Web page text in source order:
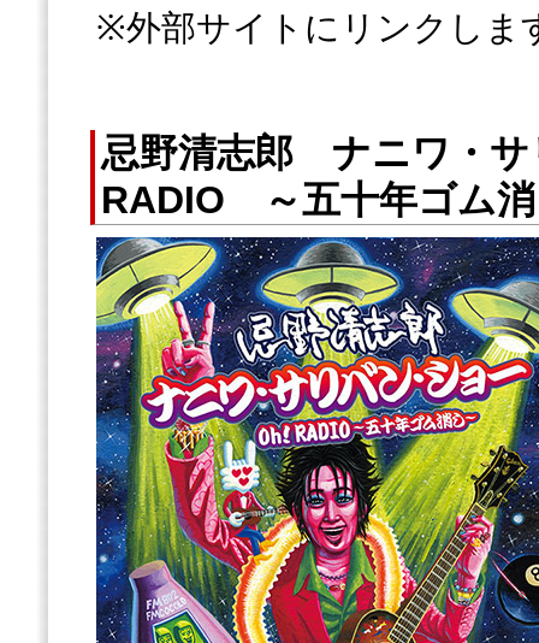
※外部サイトにリンクしま
忌野清志郎 ナニワ・
RADIO ～五十年ゴム